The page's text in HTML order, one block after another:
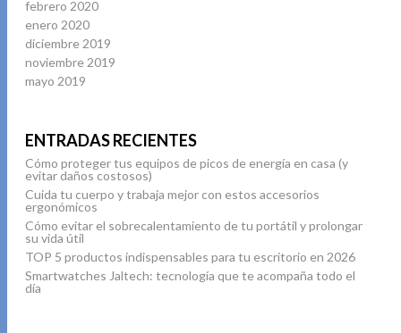
febrero 2020
enero 2020
diciembre 2019
noviembre 2019
mayo 2019
ENTRADAS RECIENTES
Cómo proteger tus equipos de picos de energía en casa (y
evitar daños costosos)
Cuida tu cuerpo y trabaja mejor con estos accesorios
ergonómicos
Cómo evitar el sobrecalentamiento de tu portátil y prolongar
su vida útil
TOP 5 productos indispensables para tu escritorio en 2026
Smartwatches Jaltech: tecnología que te acompaña todo el
día